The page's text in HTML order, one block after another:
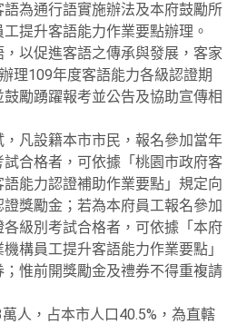
為通行語實施辦法及本府鼓勵所
提升客語能力作業要點辦理。
以促進客語之傳承與發展，客家
理109年度客語能力各級認證期
勵踴躍報考並公告及協助宣傳相
凡設籍本市市民，報名參加當年
合格者，可依據「桃園市政府客
能力認證補助作業要點」規定向
獎勵金；若為本府員工報名參加
級別考試合格者，可依據「本府
構員工提升客語能力作業要點」
惟前開獎勵金及禮券不得重複請
人，占本市人口40.5%，為直轄